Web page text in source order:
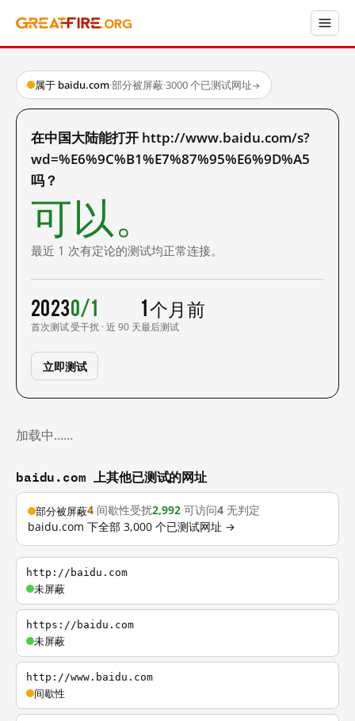
属于 baidu.com·部分被屏蔽·3000 个已测试网址→
在中国大陆能打开 http://www.baidu.com/s?
wd=%E6%9C%B1%E7%87%95%E6%9D%A5
吗？
可以。
最近 1 次有定论的测试均正常连接。
2023
首次测试
0/1
受干扰 · 近 90 天
1 个月前
最后测试
立即测试
加载中……
baidu.com 上其他已测试的网址
部分被屏蔽4 间歇性受扰2,992 可访问4 无判定
baidu.com 下全部 3,000 个已测试网址 →
http://baidu.com
未屏蔽
https://baidu.com
未屏蔽
http://www.baidu.com
间歇性